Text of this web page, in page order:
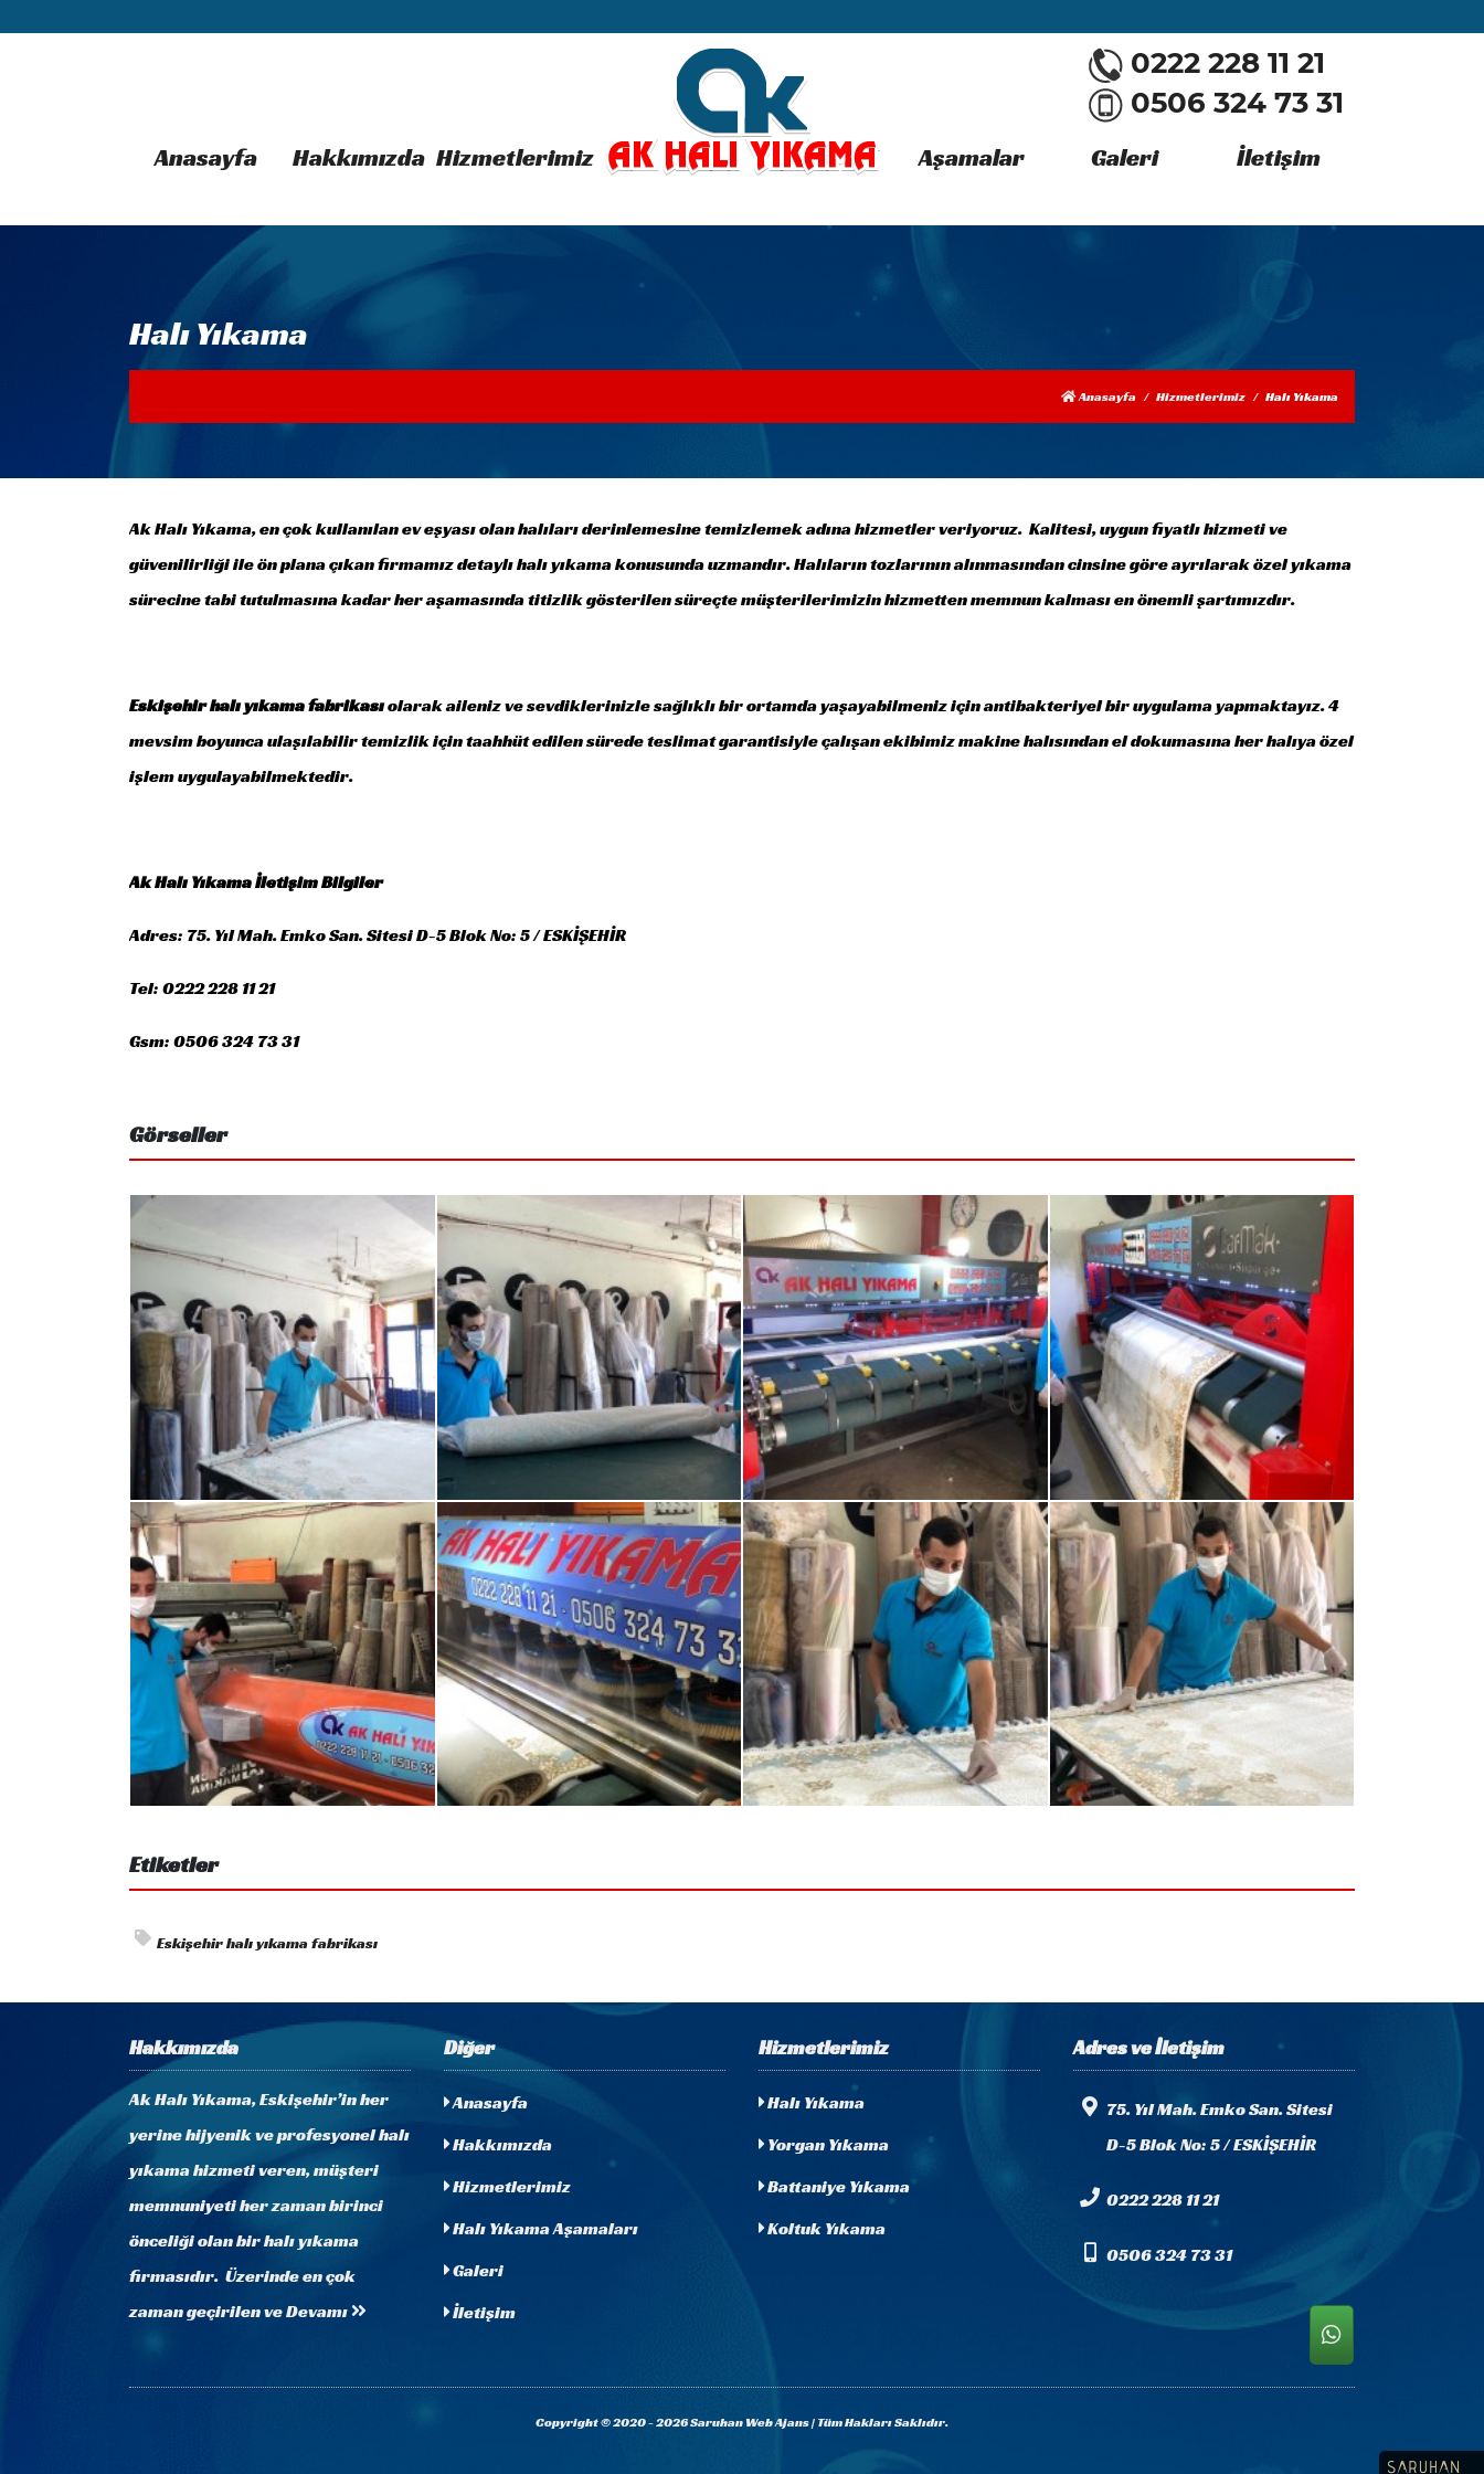
0222 228 11 21
0506 324 73 31
Anasayfa Hakkımızda Hizmetlerimiz Aşamalar Galeri İletişim
Halı Yıkama
Anasayfa Hizmetlerimiz Halı Yıkama
Ak Halı Yıkama, en çok kullanılan ev eşyası olan halıları derinlemesine temizlemek adına hizmetler veriyoruz. Kalitesi, uygun fiyatlı hizmeti ve
güvenilirliği ile ön plana çıkan firmamız detaylı halı yıkama konusunda uzmandır. Halıların tozlarının alınmasından cinsine göre ayrılarak özel yıkama
sürecine tabi tutulmasına kadar her aşamasında titizlik gösterilen süreçte müşterilerimizin hizmetten memnun kalması en önemli şartımızdır.
Eskişehir halı yıkama fabrikasıolarak aileniz ve sevdiklerinizle sağlıklı bir ortamda yaşayabilmeniz için antibakteriyel bir uygulama yapmaktayız. 4
mevsim boyunca ulaşılabilir temizlik için taahhüt edilen sürede teslimat garantisiyle çalışan ekibimiz makine halısından el dokumasına her halıya özel
işlem uygulayabilmektedir.
Ak Halı Yıkama İletişim Bilgiler
Adres: 75. Yıl Mah. Emko San. Sitesi D-5 Blok No: 5 / ESKİŞEHİR
Tel: 0222 228 11 21
Gsm: 0506 324 73 31
Görseller
Etiketler
Eskişehir halı yıkama fabrikası
Hakkımızda
Ak Halı Yıkama, Eskişehir’in her
yerine hijyenik ve profesyonel halı
yıkama hizmeti veren, müşteri
memnuniyeti her zaman birinci
önceliği olan bir halı yıkama
firmasıdır. Üzerinde en çok
zaman geçirilen veDevamı
Diğer
Anasayfa
Hakkımızda
Hizmetlerimiz
Halı Yıkama Aşamaları
Galeri
İletişim
Hizmetlerimiz
Halı Yıkama
Yorgan Yıkama
Battaniye Yıkama
Koltuk Yıkama
Adres ve İletişim
75. Yıl Mah. Emko San. Sitesi
D-5 Blok No: 5 / ESKİŞEHİR
0222 228 11 21
0506 324 73 31
Copyright © 2020 - 2026 Saruhan Web Ajans | Tüm Hakları Saklıdır.